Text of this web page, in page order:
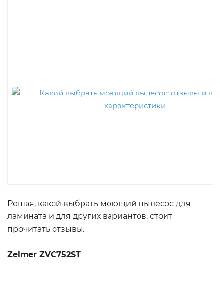
Решая, какой выбрать моющий пылесос для
ламината и для других вариантов, стоит
прочитать отзывы.
Zelmer ZVC752ST